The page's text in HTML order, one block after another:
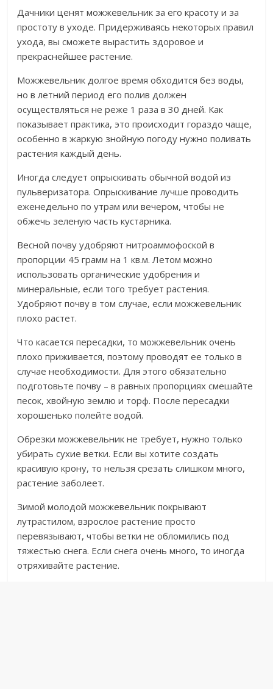
Дачники ценят можжевельник за его красоту и за
простоту в уходе. Придерживаясь некоторых правил
ухода, вы сможете вырастить здоровое и
прекраснейшее растение.
Можжевельник долгое время обходится без воды,
но в летний период его полив должен
осуществляться не реже 1 раза в 30 дней. Как
показывает практика, это происходит гораздо чаще,
особенно в жаркую знойную погоду нужно поливать
растения каждый день.
Иногда следует опрыскивать обычной водой из
пульверизатора. Опрыскивание лучше проводить
еженедельно по утрам или вечером, чтобы не
обжечь зеленую часть кустарника.
Весной почву удобряют нитроаммофоской в
пропорции 45 грамм на 1 кв.м. Летом можно
использовать органические удобрения и
минеральные, если того требует растения.
Удобряют почву в том случае, если можжевельник
плохо растет.
Что касается пересадки, то можжевельник очень
плохо приживается, поэтому проводят ее только в
случае необходимости. Для этого обязательно
подготовьте почву – в равных пропорциях смешайте
песок, хвойную землю и торф. После пересадки
хорошенько полейте водой.
Обрезки можжевельник не требует, нужно только
убирать сухие ветки. Если вы хотите создать
красивую крону, то нельзя срезать слишком много,
растение заболеет.
Зимой молодой можжевельник покрывают
лутрастилом, взрослое растение просто
перевязывают, чтобы ветки не обломились под
тяжестью снега. Если снега очень много, то иногда
отряхивайте растение.